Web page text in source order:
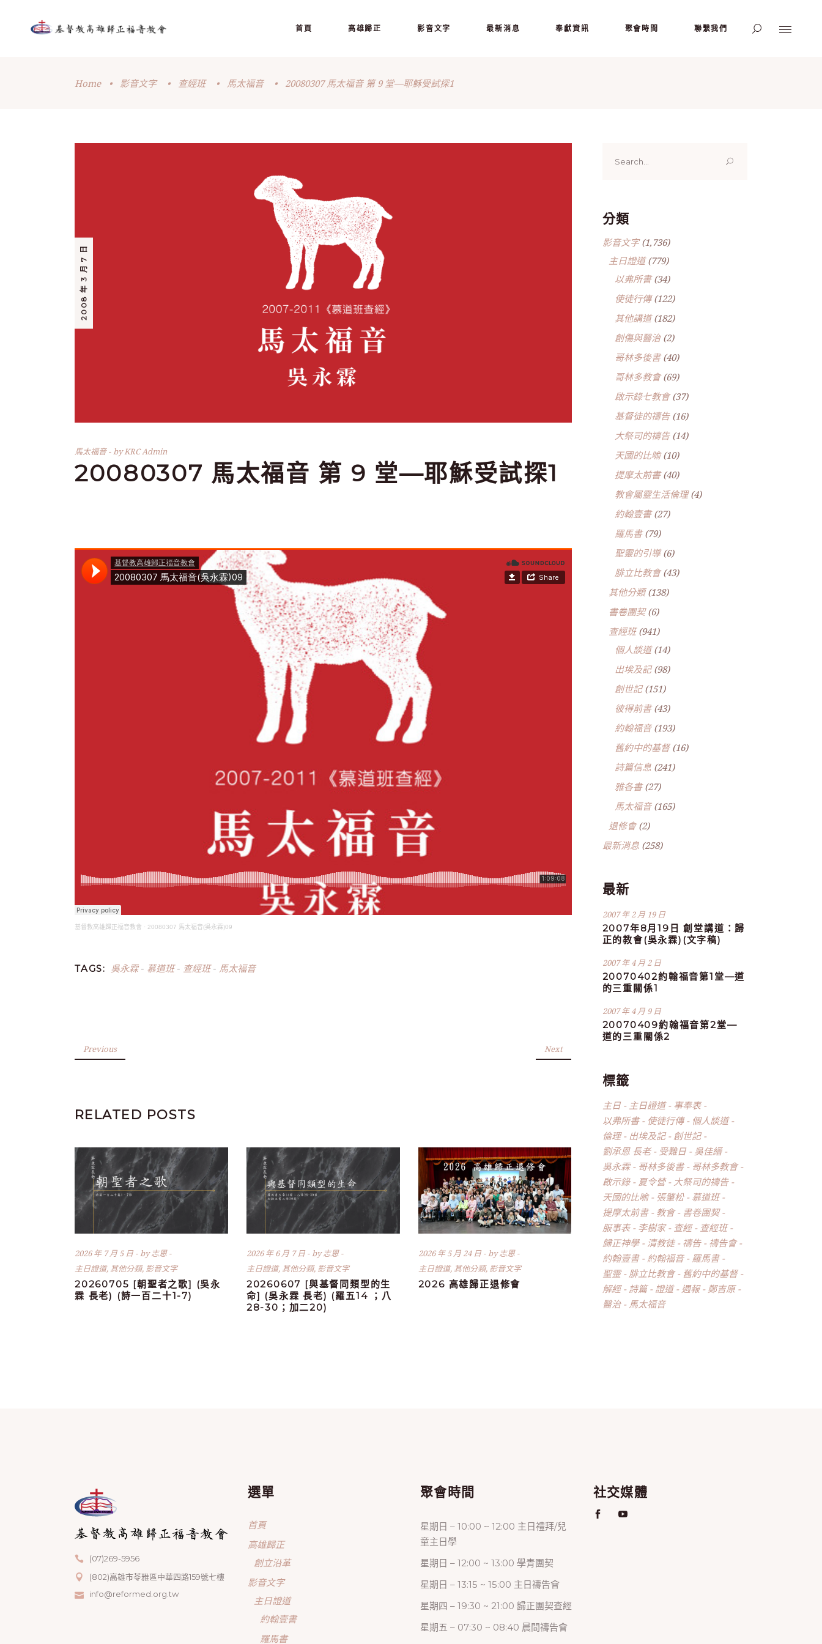
首頁 高雄歸正 影音文字 最新消息 奉獻資訊 聚會時間 聯繫我們
Home • 影音文字 • 查經班 • 馬太福音 • 20080307 馬太福音 第 9 堂—耶穌受試探1
2008 年 3 月 7 日
馬太福音 byKRC Admin
20080307 馬太福音 第 9 堂—耶穌受試探1
基督教高雄歸正福音教會 · 20080307 馬太福音(吳永霖)09
TAGS: 吳永霖- 慕道班- 查經班- 馬太福音
Previous Next
RELATED POSTS
2026 年 7 月 5 日 by志恩
主日證道, 其他分類, 影音文字
20260705 [朝聖者之歌] (吳永
霖 長老) (詩一百二十1-7)
2026 年 6 月 7 日 by志恩
主日證道, 其他分類, 影音文字
20260607 [與基督同類型的生
命] (吳永霖 長老) (羅五14 ；八
28-30；加二20)
2026 年 5 月 24 日 by志恩
主日證道, 其他分類, 影音文字
2026 高雄歸正退修會
for:
分類
影音文字(1,736)
主日證道(779)
以弗所書(34)
使徒行傳(122)
其他講道(182)
創傷與醫治(2)
哥林多後書(40)
哥林多教會(69)
啟示錄七教會(37)
基督徒的禱告(16)
大祭司的禱告(14)
天國的比喻(10)
提摩太前書(40)
教會屬靈生活倫理(4)
約翰壹書(27)
羅馬書(79)
聖靈的引導(6)
腓立比教會(43)
其他分類(138)
書卷團契(6)
查經班(941)
個人談道(14)
出埃及記(98)
創世記(151)
彼得前書(43)
約翰福音(193)
舊約中的基督(16)
詩篇信息(241)
雅各書(27)
馬太福音(165)
退修會(2)
最新消息(258)
最新
2007 年 2 月 19 日
2007年8月19日 創堂講道：歸
正的教會(吳永霖)(文字稿)
2007 年 4 月 2 日
20070402約翰福音第1堂—道
的三重關係1
2007 年 4 月 9 日
20070409約翰福音第2堂—
道的三重關係2
標籤
主日 主日證道
事奉表
以弗所書
使徒行傳
個人談道
倫理
出埃及記
創世記
劉承恩 長老
受難日
吳佳縉
吳永霖
哥林多後書
哥林多教會
啟示錄
夏令營
大祭司的禱告
天國的比喻
張肇松
慕道班
提摩太前書
教會
書卷團契
服事表
李樹家 查經
查經班
歸正神學
清教徒 禱告
禱告會
約翰壹書
約翰福音
羅馬書
聖靈
腓立比教會
舊約中的基督
解經
詩篇 證道 週報
鄭吉原
醫治
馬太福音
(07)269-5956
(802)高雄市苓雅區中華四路159號七樓
info@reformed.org.tw
選單
首頁
高雄歸正
創立沿革
影音文字
主日證道
約翰壹書
羅馬書
聚會時間
星期日 – 10:00 ~ 12:00 主日禮拜/兒
童主日學
星期日 – 12:00 ~ 13:00 學青團契
星期日 – 13:15 ~ 15:00 主日禱告會
星期四 – 19:30 ~ 21:00 歸正團契查經
星期五 – 07:30 ~ 08:40 晨間禱告會
社交媒體